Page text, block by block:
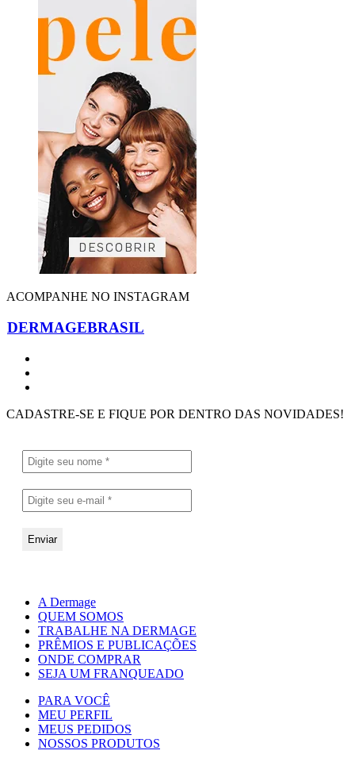
ACOMPANHE NO INSTAGRAM
DERMAGEBRASIL
CADASTRE-SE E FIQUE POR DENTRO DAS NOVIDADES!
A Dermage
QUEM SOMOS
TRABALHE NA DERMAGE
PRÊMIOS E PUBLICAÇÕES
ONDE COMPRAR
SEJA UM FRANQUEADO
PARA VOCÊ
MEU PERFIL
MEUS PEDIDOS
NOSSOS PRODUTOS